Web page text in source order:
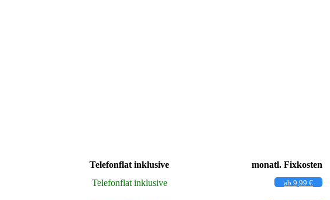
Telefonflat inklusive
monatl. Fixkosten
Telefonflat inklusive ab 9,99 €